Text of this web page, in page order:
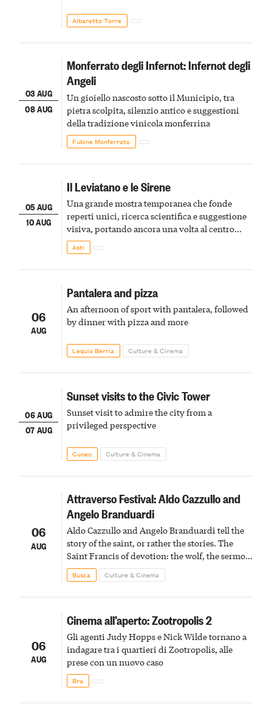
Albaretto Torre
03 AUG
08 AUG
Monferrato degli Infernot: Infernot degli
Angeli
Un gioiello nascosto sotto il Municipio, tra
pietra scolpita, silenzio antico e suggestioni
della tradizione vinicola monferrina
Fubine Monferrato
05 AUG
10 AUG
Il Leviatano e le Sirene
Una grande mostra temporanea che fonde
reperti unici, ricerca scientifica e suggestione
visiva, portando ancora una volta al centro
della scena le meraviglie del passato astigiano
Asti
06
AUG
Pantalera and pizza
An afternoon of sport with pantalera, followed
by dinner with pizza and more
Lequio Berria Culture & Cinema
06 AUG
07 AUG
Sunset visits to the Civic Tower
Sunset visit to admire the city from a
privileged perspective
Cuneo Culture & Cinema
06
AUG
Attraverso Festival: Aldo Cazzullo and
Angelo Branduardi
Aldo Cazzullo and Angelo Branduardi tell the
story of the saint, or rather the stories. The
Saint Francis of devotion: the wolf, the sermon
to the birds, the stigmata
Busca Culture & Cinema
06
AUG
Cinema all’aperto: Zootropolis 2
Gli agenti Judy Hopps e Nick Wilde tornano a
indagare tra i quartieri di Zootropolis, alle
prese con un nuovo caso
Bra